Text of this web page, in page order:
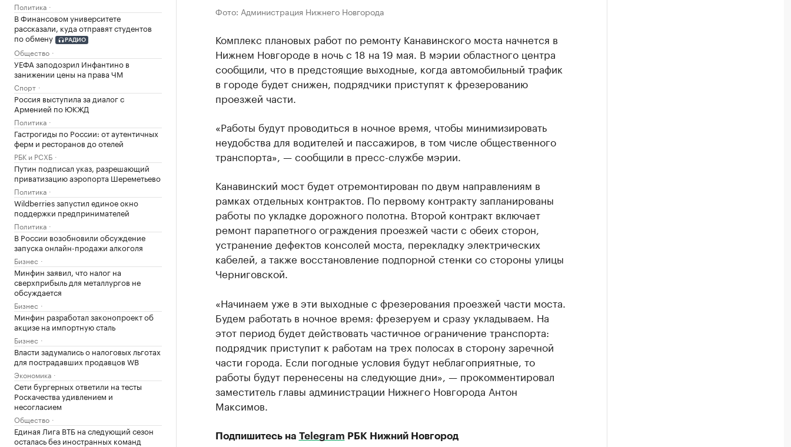
Политика
В Финансовом университете
рассказали, куда отправят студентов
по обмену
РАДИО
Общество
УЕФА заподозрил Инфантино в
занижении цены на права ЧМ
Спорт
Россия выступила за диалог с
Арменией по ЮКЖД
Политика
Гастрогиды по России: от аутентичных
ферм и ресторанов до отелей
РБК и РСХБ
Путин подписал указ, разрешающий
приватизацию аэропорта Шереметьево
Политика
Wildberries запустил единое окно
поддержки предпринимателей
Политика
В России возобновили обсуждение
запуска онлайн-продажи алкоголя
Бизнес
Минфин заявил, что налог на
сверхприбыль для металлургов не
обсуждается
Бизнес
Минфин разработал законопроект об
акцизе на импортную сталь
Бизнес
Власти задумались о налоговых льготах
для пострадавших продавцов WB
Экономика
Сети бургерных ответили на тесты
Роскачества удивлением и
несогласием
Общество
Единая Лига ВТБ на следующий сезон
осталась без иностранных команд
Фото: Администрация Нижнего Новгорода
Комплекс плановых работ по ремонту Канавинского моста начнется в
Нижнем Новгороде в ночь с 18 на 19 мая. В мэрии областного центра
сообщили, что в предстоящие выходные, когда автомобильный трафик
в городе будет снижен, подрядчики приступят к фрезерованию
проезжей части.
«Работы будут проводиться в ночное время, чтобы минимизировать
неудобства для водителей и пассажиров, в том числе общественного
транспорта», — сообщили в пресс-службе мэрии.
Канавинский мост будет отремонтирован по двум направлениям в
рамках отдельных контрактов. По первому контракту запланированы
работы по укладке дорожного полотна. Второй контракт включает
ремонт парапетного ограждения проезжей части с обеих сторон,
устранение дефектов консолей моста, перекладку электрических
кабелей, а также восстановление подпорной стенки со стороны улицы
Черниговской.
«Начинаем уже в эти выходные с фрезерования проезжей части моста.
Будем работать в ночное время: фрезеруем и сразу укладываем. На
этот период будет действовать частичное ограничение транспорта:
подрядчик приступит к работам на трех полосах в сторону заречной
части города. Если погодные условия будут неблагоприятные, то
работы будут перенесены на следующие дни», — прокомментировал
заместитель главы администрации Нижнего Новгорода Антон
Максимов.
Подпишитесь на Telegram РБК Нижний Новгород